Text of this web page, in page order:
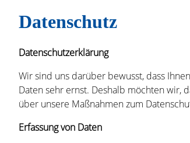
Datenschutz
Datenschutz­erklärung
Wir sind uns darüber bewusst, dass
Daten sehr ernst. Deshalb möchten wir,
über unsere Maßnahmen zum
Erfassung von Daten